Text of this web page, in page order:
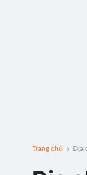
Trang chủ Địa